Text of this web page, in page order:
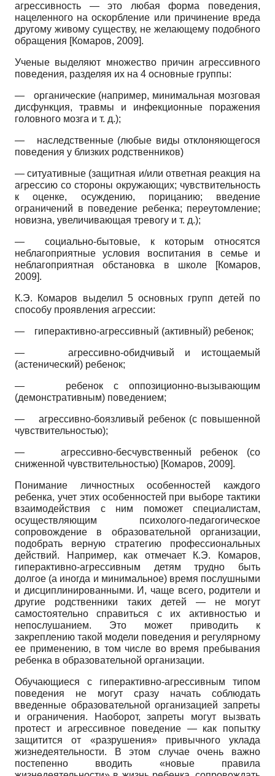
агрессивность — это любая форма поведения,
нацеленного на оскорбление или причинение вреда
другому живому существу, не желающему подобного
обращения [Комаров, 2009].
Ученые выделяют множество причин агрессивного
поведения, разделяя их на 4 основные группы:
— органические (например, минимальная мозговая
дисфункция, травмы и инфекционные поражения
головного мозга и т. д.);
— наследственные (любые виды отклоняющегося
поведения у близких родственников)
— ситуативные (защитная и/или ответная реакция на
агрессию со стороны окружающих; чувствительность
к оценке, осуждению, порицанию; введение
ограничений в поведение ребенка; переутомление;
новизна, увеличивающая тревогу и т. д.);
— социально-бытовые, к которым относятся
неблагоприятные условия воспитания в семье и
неблагоприятная обстановка в школе
[Комаров,
2009].
К.Э. Комаров выделил 5 основных групп детей по
способу проявления агрессии:
— гиперактивно-агрессивный (активный) ребенок;
— агрессивно-обидчивый и истощаемый
(астенический) ребенок;
— ребенок с оппозиционно-вызывающим
(демонстративным) поведением;
—агрессивно-боязливый ребенок (с повышенной
чувствительностью);
— агрессивно-бесчувственный ребенок (со
сниженной чувствительностью) [Комаров, 2009].
Понимание личностных особенностей каждого
ребенка, учет этих особенностей при выборе тактики
взаимодействия с ним поможет специалистам,
осуществляющим психолого-педагогическое
сопровождение в образовательной организации,
подобрать верную стратегию профессиональных
действий. Например, как отмечает К.Э. Комаров,
гиперактивно-агрессивным детям трудно быть
долгое (а иногда и минимальное) время послушными
и дисциплинированными. И, чаще всего, родители и
другие родственники таких детей — не могут
самостоятельно справиться с их активностью и
непослушанием. Это может приводить к
закреплению такой модели поведения и регулярному
ее применению, в том числе во время пребывания
ребенка в образовательной организации.
Обучающиеся с гиперактивно-агрессивным типом
поведения не могут сразу начать соблюдать
введенные образовательной организацией запреты
и ограничения. Наоборот, запреты могут вызвать
протест и агрессивное поведение — как попытку
защитится от «разрушения» привычного уклада
жизнедеятельности. В этом случае очень важно
постепенно вводить «новые правила